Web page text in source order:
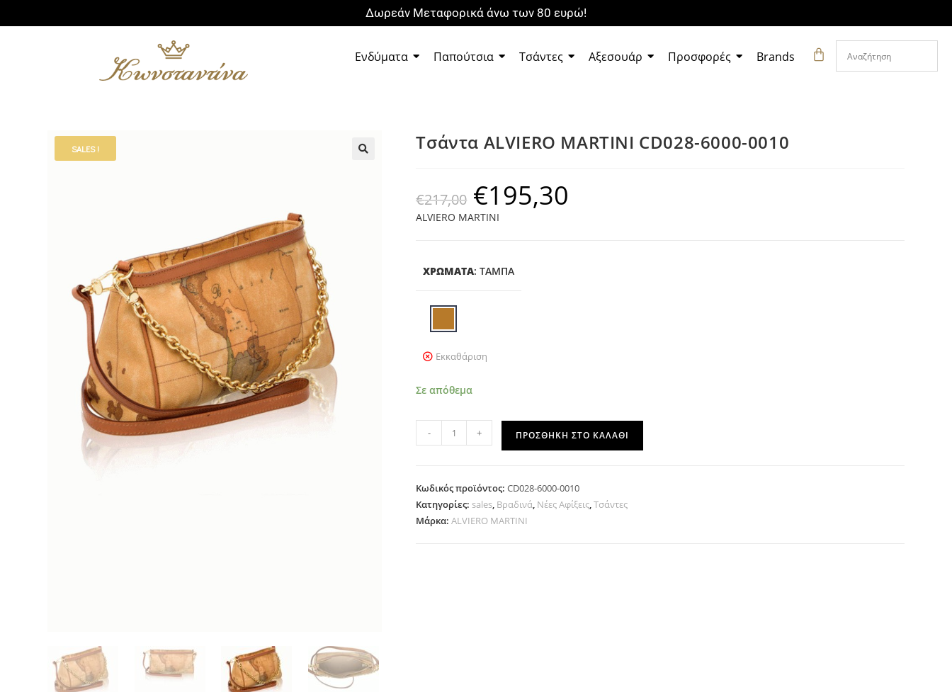
Δωρεάν Μεταφορικά άνω των 80 ευρώ!
Ενδύματα Παπούτσια Τσάντες Αξεσουάρ Προσφορές Brands
SALES ! Τσάντα ALVIERO MARTINI CD028-6000-0010
€217,00 €195,30
ALVIERO MARTINI
ΧΡΩΜΑΤΑ: ΤΑΜΠΆ
Εκκαθάριση
Σε απόθεμα
- + ΠΡΟΣΘΉΚΗ ΣΤΟ ΚΑΛΆΘΙ
Κωδικός προϊόντος:CD028-6000-0010
Κατηγορίες: sales, Βραδινά, Νέες Αφίξεις,Τσάντες
Μάρκα:ALVIERO MARTINI